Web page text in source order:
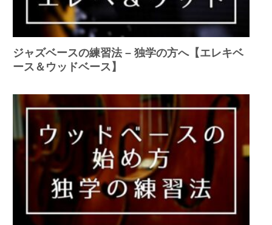
ジャズベースの練習法 – 独学の方へ【エレキベ
ース＆ウッドベース】